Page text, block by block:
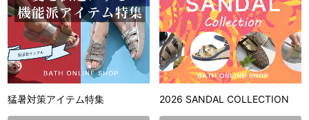
猛暑対策アイテム特集 2026 SANDAL COLLECTION